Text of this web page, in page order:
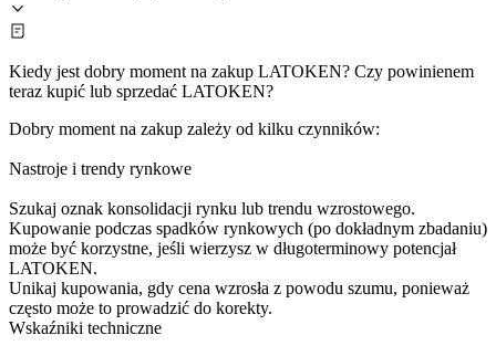
Kiedy jest dobry moment na zakup LATOKEN? Czy powinienem
teraz kupić lub sprzedać LATOKEN?
Dobry moment na zakup zależy od kilku czynników:
Nastroje i trendy rynkowe
Szukaj oznak konsolidacji rynku lub trendu wzrostowego.
Kupowanie podczas spadków rynkowych (po dokładnym zbadaniu)
może być korzystne, jeśli wierzysz w długoterminowy potencjał
LATOKEN.
Unikaj kupowania, gdy cena wzrosła z powodu szumu, ponieważ
często może to prowadzić do korekty.
Wskaźniki techniczne